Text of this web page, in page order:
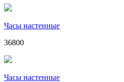
Часы настенные
36800
Часы настенные